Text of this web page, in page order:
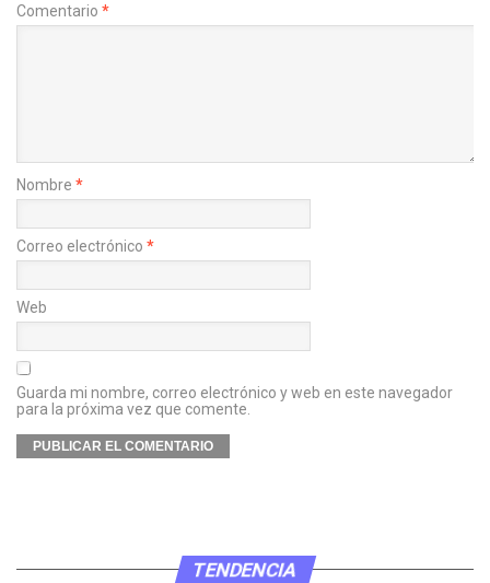
Comentario *
Nombre *
Correo electrónico *
Web
Guarda mi nombre, correo electrónico y web en este navegador
para la próxima vez que comente.
TENDENCIA